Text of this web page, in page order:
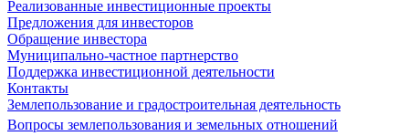
Реализованные инвестиционные проекты
Предложения для инвесторов
Обращение инвестора
Муниципально-частное партнерство
Поддержка инвестиционной деятельности
Контакты
Землепользование и градостроительная деятельность
Вопросы землепользования и земельных отношений